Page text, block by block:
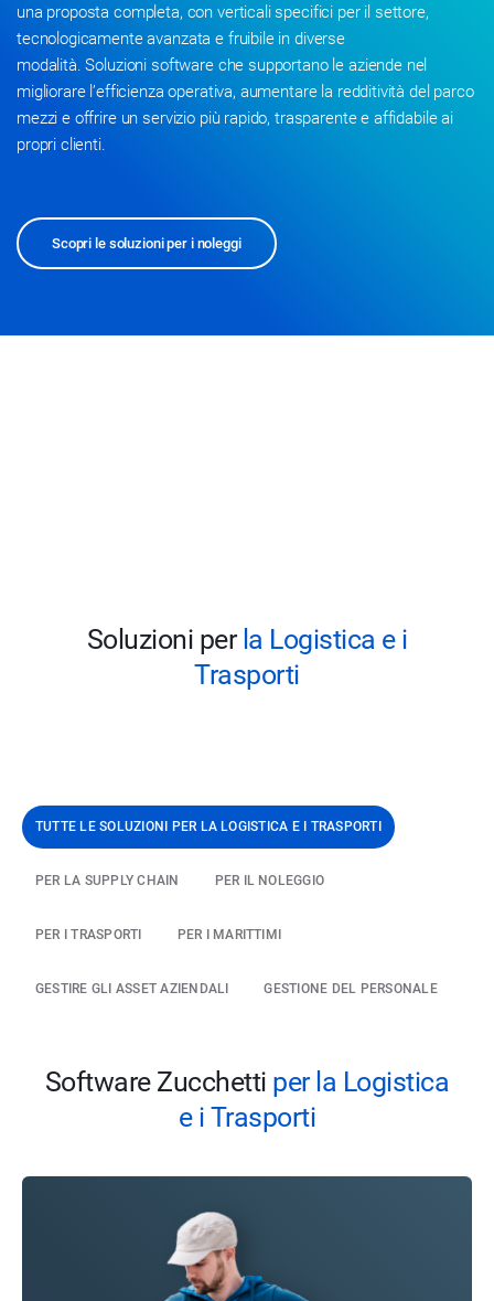
una proposta completa, con verticali specifici per il settore,
tecnologicamente avanzata e fruibile in diverse
modalità. Soluzioni software che supportano le aziende nel
migliorare l’efficienza operativa, aumentare la redditività del parco
mezzi e offrire un servizio più rapido, trasparente e affidabile ai
propri clienti.
Scopri le soluzioni per i noleggi
Soluzioni per la Logistica e i
Trasporti
TUTTE LE SOLUZIONI PER LA LOGISTICA E I TRASPORTI
PER LA SUPPLY CHAIN PER IL NOLEGGIO
PER I TRASPORTI PER I MARITTIMI
GESTIRE GLI ASSET AZIENDALI GESTIONE DEL PERSONALE
Software Zucchetti per la Logistica
e i Trasporti